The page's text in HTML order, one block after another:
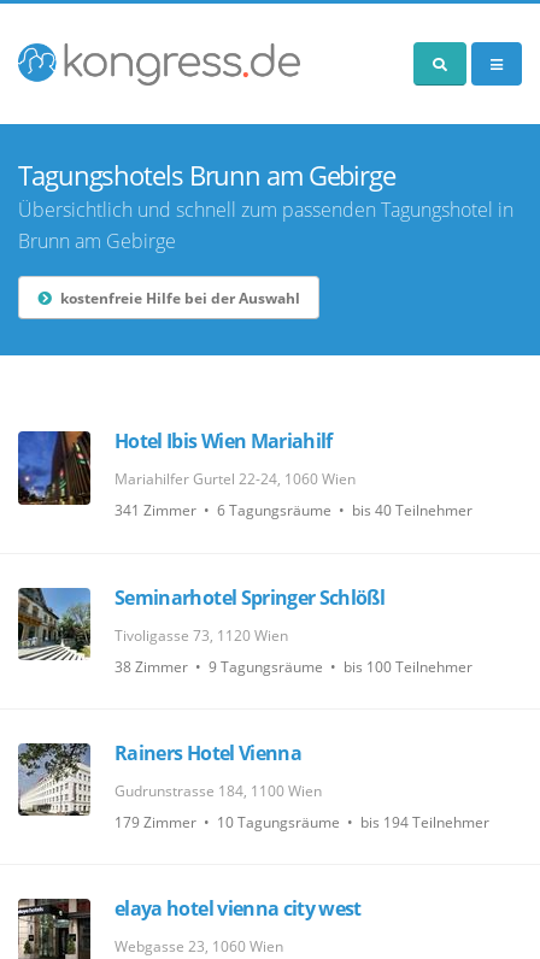
Tagungshotels Brunn am Gebirge
Übersichtlich und schnell zum passenden Tagungshotel in
Brunn am Gebirge
kostenfreie Hilfe bei der Auswahl
Hotel Ibis Wien Mariahilf
Mariahilfer Gurtel 22-24, 1060 Wien
341 Zimmer • 6 Tagungsräume • bis 40 Teilnehmer
Seminarhotel Springer Schlößl
Tivoligasse 73, 1120 Wien
38 Zimmer • 9 Tagungsräume • bis 100 Teilnehmer
Rainers Hotel Vienna
Gudrunstrasse 184, 1100 Wien
179 Zimmer • 10 Tagungsräume • bis 194 Teilnehmer
elaya hotel vienna city west
Webgasse 23, 1060 Wien